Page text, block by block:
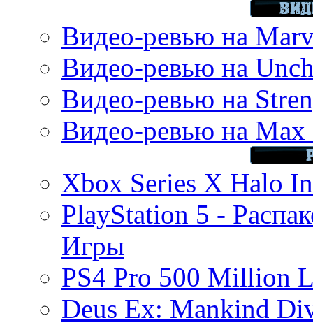
Видео-ревью на
Видео-ревью на
Видео-ревью на
Видео-ревью на Max
Xbox Series X Halo
PlayStation 5 -
Игры
PS4 Pro 500 Million
Deus Ex: Mankind